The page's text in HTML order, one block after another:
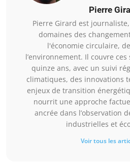
Pierre
Pierre Girard est
domaines des
l'économie circulaire,
l’environnement. Il couvre
quinze ans, avec un suivi
climatiques, des innovations
enjeux de transition
nourrit une approche
ancrée dans l’observation
industrielles et
Voir tous les